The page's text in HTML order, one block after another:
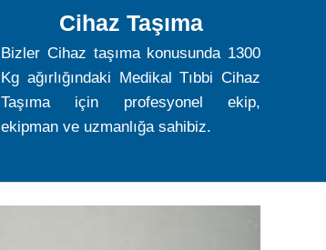
Cihaz Taşıma
Bizler Cihaz taşıma konusunda 1300
Kg ağırlığındaki Medikal Tıbbi Cihaz
Taşıma için profesyonel ekip,
ekipman ve uzmanlığa sahibiz.